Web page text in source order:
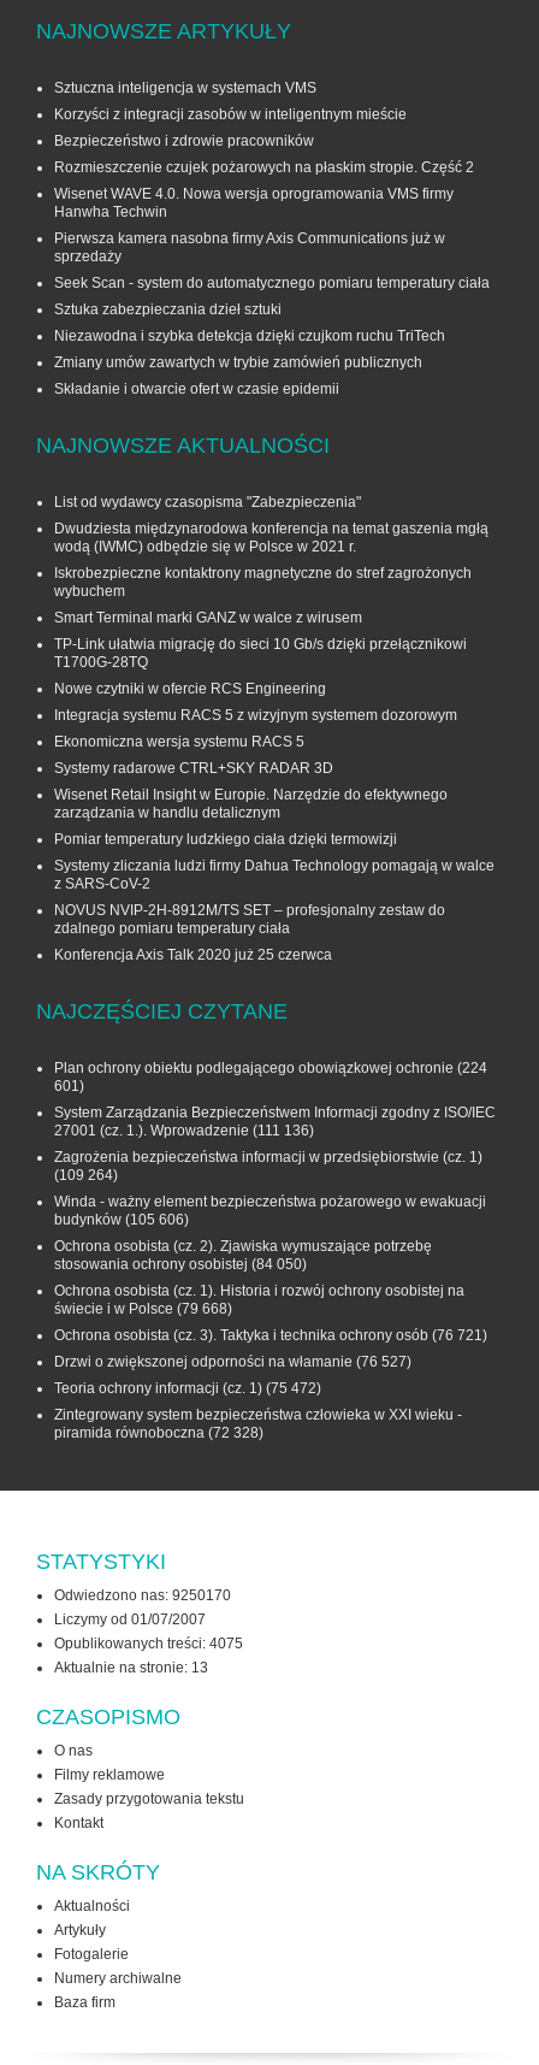
NAJNOWSZE ARTYKUŁY
Sztuczna inteligencja w systemach VMS
Korzyści z integracji zasobów w inteligentnym mieście
Bezpieczeństwo i zdrowie pracowników
Rozmieszczenie czujek pożarowych na płaskim stropie. Część 2
Wisenet WAVE 4.0. Nowa wersja oprogramowania VMS firmy
Hanwha Techwin
Pierwsza kamera nasobna firmy Axis Communications już w
sprzedaży
Seek Scan - system do automatycznego pomiaru temperatury ciała
Sztuka zabezpieczania dzieł sztuki
Niezawodna i szybka detekcja dzięki czujkom ruchu TriTech
Zmiany umów zawartych w trybie zamówień publicznych
Składanie i otwarcie ofert w czasie epidemii
NAJNOWSZE AKTUALNOŚCI
List od wydawcy czasopisma "Zabezpieczenia"
Dwudziesta międzynarodowa konferencja na temat gaszenia mgłą
wodą (IWMC) odbędzie się w Polsce w 2021 r.
Iskrobezpieczne kontaktrony magnetyczne do stref zagrożonych
wybuchem
Smart Terminal marki GANZ w walce z wirusem
TP-Link ułatwia migrację do sieci 10 Gb/s dzięki przełącznikowi
T1700G‑28TQ
Nowe czytniki w ofercie RCS Engineering
Integracja systemu RACS 5 z wizyjnym systemem dozorowym
Ekonomiczna wersja systemu RACS 5
Systemy radarowe CTRL+SKY RADAR 3D
Wisenet Retail Insight w Europie. Narzędzie do efektywnego
zarządzania w handlu detalicznym
Pomiar temperatury ludzkiego ciała dzięki termowizji
Systemy zliczania ludzi firmy Dahua Technology pomagają w walce
z SARS-CoV-2
NOVUS NVIP-2H-8912M/TS SET – profesjonalny zestaw do
zdalnego pomiaru temperatury ciała
Konferencja Axis Talk 2020 już 25 czerwca
NAJCZĘŚCIEJ CZYTANE
Plan ochrony obiektu podlegającego obowiązkowej ochronie (224
601)
System Zarządzania Bezpieczeństwem Informacji zgodny z ISO/IEC
27001 (cz. 1.). Wprowadzenie (111 136)
Zagrożenia bezpieczeństwa informacji w przedsiębiorstwie (cz. 1)
(109 264)
Winda - ważny element bezpieczeństwa pożarowego w ewakuacji
budynków (105 606)
Ochrona osobista (cz. 2). Zjawiska wymuszające potrzebę
stosowania ochrony osobistej (84 050)
Ochrona osobista (cz. 1). Historia i rozwój ochrony osobistej na
świecie i w Polsce (79 668)
Ochrona osobista (cz. 3). Taktyka i technika ochrony osób (76 721)
Drzwi o zwiększonej odporności na włamanie (76 527)
Teoria ochrony informacji (cz. 1) (75 472)
Zintegrowany system bezpieczeństwa człowieka w XXI wieku -
piramida równoboczna (72 328)
STATYSTYKI
Odwiedzono nas: 9250170
Liczymy od 01/07/2007
Opublikowanych treści: 4075
Aktualnie na stronie: 13
CZASOPISMO
O nas
Filmy reklamowe
Zasady przygotowania tekstu
Kontakt
NA SKRÓTY
Aktualności
Artykuły
Fotogalerie
Numery archiwalne
Baza firm